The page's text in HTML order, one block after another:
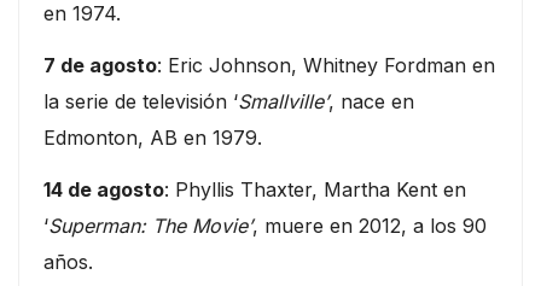
en 1974.
7 de agosto: Eric Johnson, Whitney Fordman en
la serie de televisión ‘Smallville’, nace en
Edmonton, AB en 1979.
14 de agosto: Phyllis Thaxter, Martha Kent en
‘Superman: The Movie’, muere en 2012, a los 90
años.